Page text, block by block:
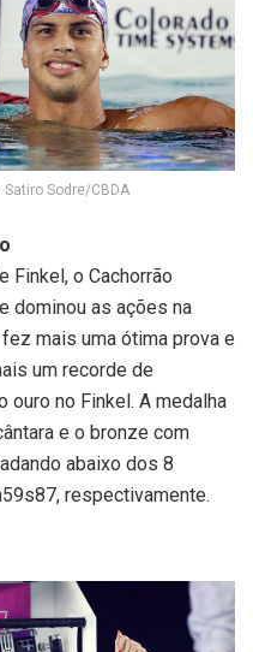
Sodre/CBDA
Finkel, o Cachorrão
dominou as ações na
mais uma ótima prova e
um recorde de
ouro no Finkel. A medalha
e o bronze com
abaixo dos 8
respectivamente.